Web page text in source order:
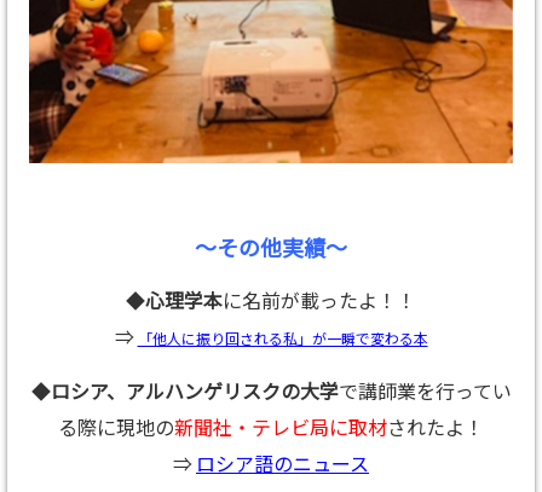
～その他実績～
◆心理学本に名前が載ったよ！！
⇒
「他人に振り回される私」が一瞬で変わる本
◆ロシア、アルハンゲリスクの大学で講師業を行ってい
る際に現地の新聞社・テレビ局に取材されたよ！
⇒ ロシア語のニュース